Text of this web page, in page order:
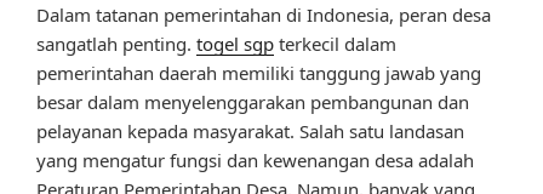
Dalam tatanan pemerintahan di Indonesia, peran desa
sangatlah penting. togel sgp terkecil dalam
pemerintahan daerah memiliki tanggung jawab yang
besar dalam menyelenggarakan pembangunan dan
pelayanan kepada masyarakat. Salah satu landasan
yang mengatur fungsi dan kewenangan desa adalah